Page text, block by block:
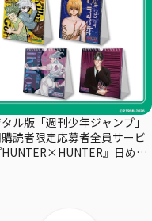
ル版「週刊少年ジャンプ」
読者限定応募者全員サービ
』日めく